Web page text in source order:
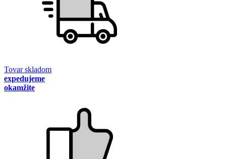
Tovar skladom
expedujeme
okamžite